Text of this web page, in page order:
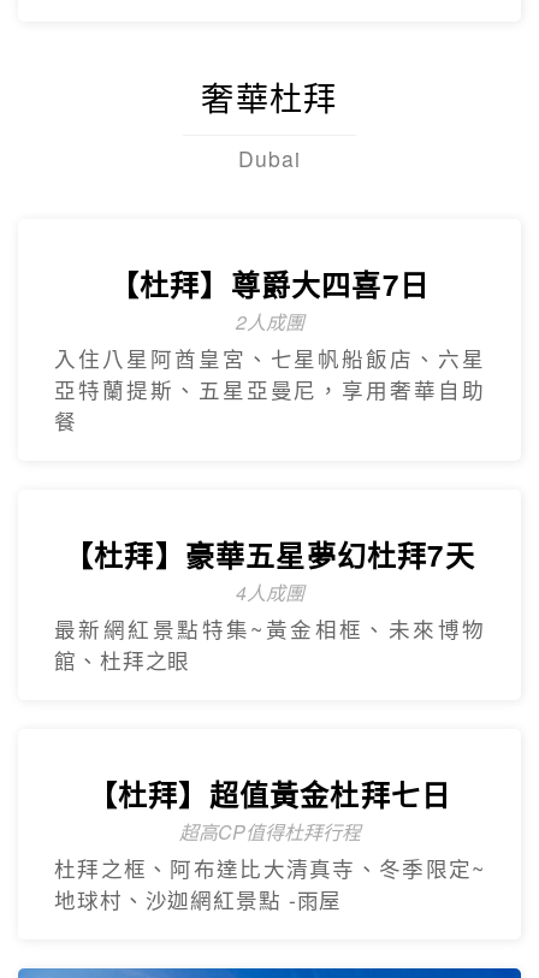
奢華杜拜
Dubai
【杜拜】尊爵大四喜7日
2人成團
入住八星阿酋皇宮、七星帆船飯店、六星
亞特蘭提斯、五星亞曼尼，享用奢華自助
餐
【杜拜】豪華五星夢幻杜拜7天
4人成團
最新網紅景點特集~黃金相框、未來博物
館、杜拜之眼
【杜拜】超值黃金杜拜七日
超高CP值得杜拜行程
杜拜之框、阿布達比大清真寺、冬季限定~
地球村、沙迦網紅景點 -⾬屋